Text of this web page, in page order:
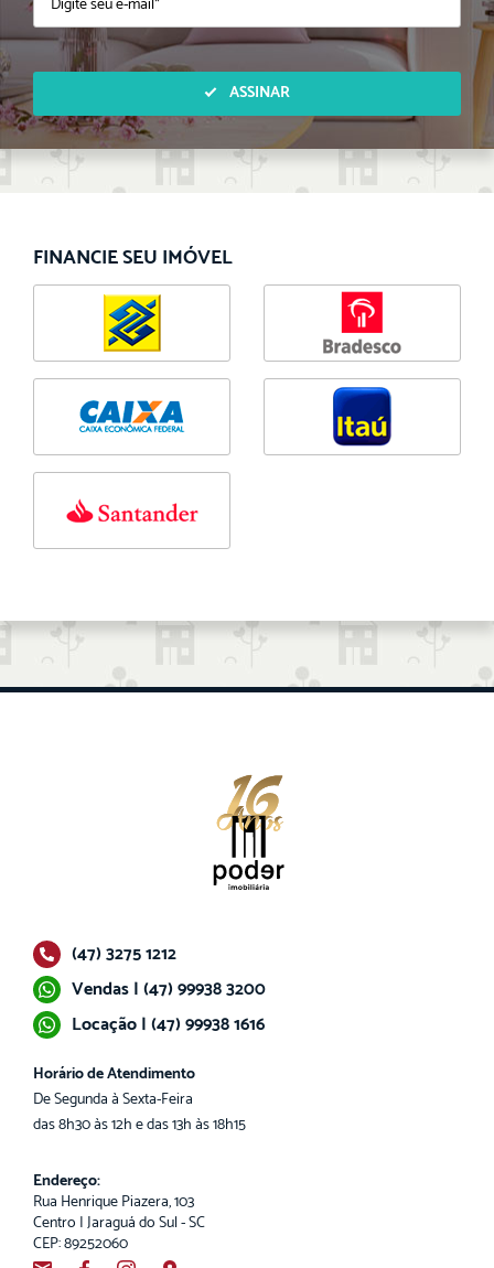
ASSINAR
FINANCIE SEU IMÓVEL
(47) 3275 1212
Vendas | (47) 99938 3200
Locação | (47) 99938 1616
Horário de Atendimento
De Segunda à Sexta-Feira
das 8h30 às 12h e das 13h às 18h15
Endereço:
Rua Henrique Piazera, 103
Centro | Jaraguá do Sul - SC
CEP: 89252060